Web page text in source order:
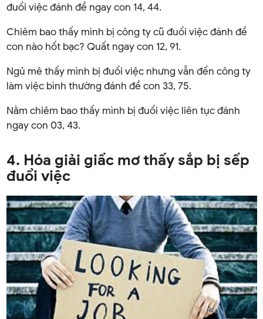
đuổi việc đánh đề ngay con 14, 44.
Chiêm bao thấy mình bị công ty cũ đuổi việc đánh đề
con nào hốt bạc? Quất ngay con 12, 91.
Ngủ mê thấy mình bị đuổi việc nhưng vẫn đến công ty
làm việc bình thường đánh đề con 33, 75.
Nằm chiêm bao thấy mình bị đuổi việc liên tục đánh
ngay con 03, 43.
4. Hóa giải giấc mơ thấy sắp bị sếp
đuổi việc